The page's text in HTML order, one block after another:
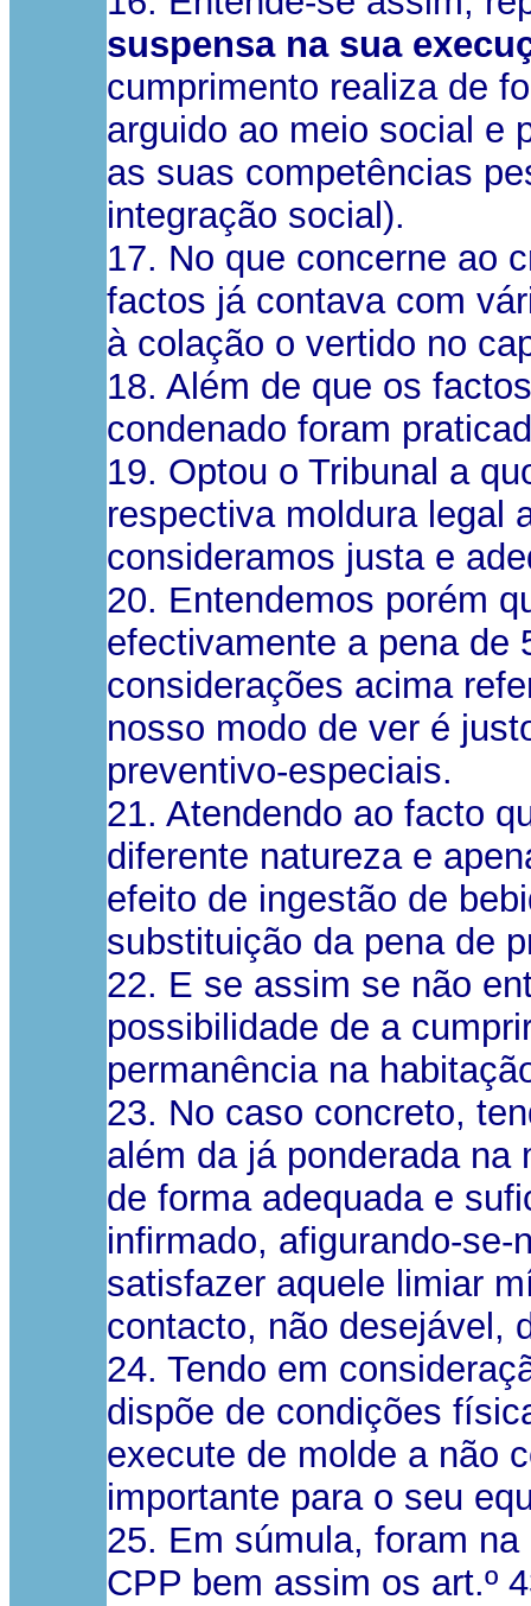
suspensa na sua
cumprimento realiza de
arguido ao meio social e
as suas competências
integração social).
17. No que concerne ao
factos já contava com
à colação o vertido no
18. Além de que os
condenado foram
19. Optou o Tribunal a
respectiva moldura legal
consideramos justa e
20. Entendemos porém
efectivamente a pena de
considerações acima
nosso modo de ver é
preventivo-especiais.
21. Atendendo ao facto
diferente natureza e
efeito de ingestão de
substituição da pena de
22. E se assim se não
possibilidade de a
permanência na
23. No caso concreto,
além da já ponderada na
de forma adequada e
infirmado, afigurando-
satisfazer aquele limiar
contacto, não desejável,
24. Tendo em
dispõe de condições
execute de molde a não
importante para o seu
25. Em súmula, foram na
CPP bem assim os art.º